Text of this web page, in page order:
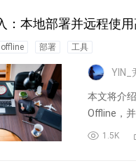
：本地部署并远程使
offline 部署 工具
YIN_
本文将介
Offline，
1.5K